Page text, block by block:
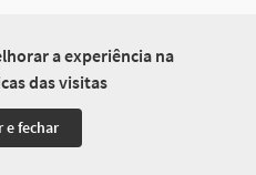
a experiência na
das visitas
e fechar